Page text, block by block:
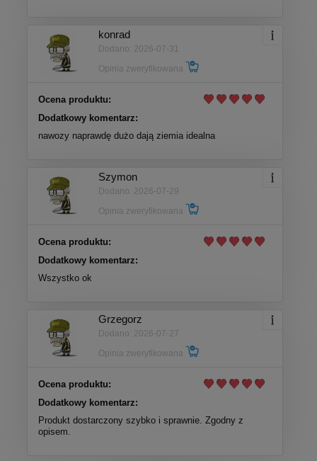
konrad
Dodano: 2026-07-31
Opinia zweryfikowana
Ocena produktu:
Dodatkowy komentarz:
nawozy naprawdę dużo dają ziemia idealna
Szymon
Dodano: 2026-07-29
Opinia zweryfikowana
Ocena produktu:
Dodatkowy komentarz:
Wszystko ok
Grzegorz
Dodano: 2026-07-27
Opinia zweryfikowana
Ocena produktu:
Dodatkowy komentarz:
Produkt dostarczony szybko i sprawnie. Zgodny z
opisem.